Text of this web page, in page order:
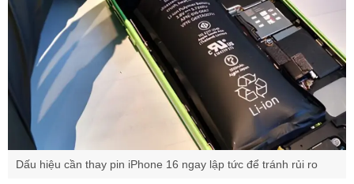
Dấu hiệu cần thay pin iPhone 16 ngay lập tức để tránh rủi ro